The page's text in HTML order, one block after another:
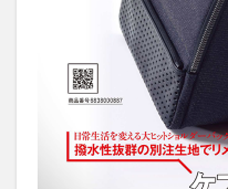
mini
ケブ
ラー